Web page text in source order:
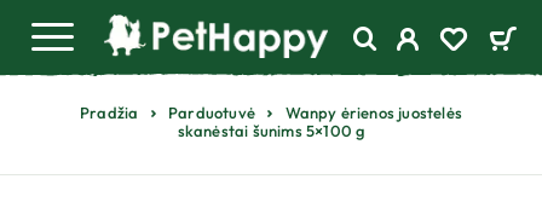
Pradžia Parduotuvė
Wanpy ėrienos juostelės
skanėstai šunims 5×100 g